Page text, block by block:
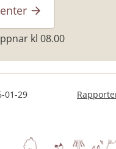
kl 08.00
01-29